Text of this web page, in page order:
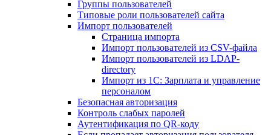
Группы пользователей
Типовые роли пользователей сайта
Импорт пользователей
Страница импорта
Импорт пользователей из CSV-файла
Импорт пользователей из LDAP-
directory
Импорт из 1С: Зарплата и управление
персоналом
Безопасная авторизация
Контроль слабых паролей
Аутентификация по QR-коду